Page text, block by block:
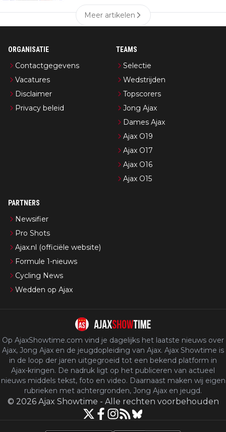
Meer artikelen
ORGANISATIE
Contactgegevens
Vacatures
Disclaimer
Privacy beleid
TEAMS
Selectie
Wedstrijden
Topscorers
Jong Ajax
Dames Ajax
Ajax O19
Ajax O17
Ajax O16
Ajax O15
PARTNERS
Newsifier
Pro Shots
Ajax.nl (officiële website)
Formule 1-nieuws
Cycling News
Wedden op Ajax
Op AjaxShowtime.com vind je dagelijks het laatste nieuws over
Ajax, Jong Ajax en de jeugdopleiding van Ajax. Ajax Showtime is
in de loop der jaren uitgegroeid tot een bekend platform in
Ajax-kringen. De nadruk ligt op het publiceren van actueel
nieuws middels tekst, foto en video. Daarnaast maken wij eigen
rubrieken met achtergronden, Jong Ajax en jeugd.
© 2026 Ajax Showtime - Alle rechten voorbehouden